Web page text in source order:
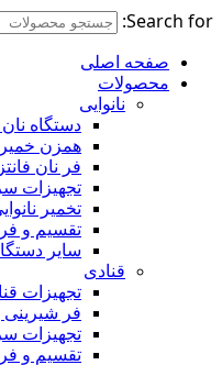
Search for:
صفحه اصلی
محصولات
نانوایی
دستگاه
همزن خمیر
فر نان
تجهیزات
تخمیر
تقسیم و
سایر
قنادی
تجهیزات
فر شیرینی
تجهیزات
تقسیم و